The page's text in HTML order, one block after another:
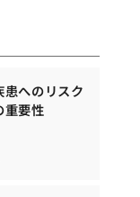
へのリスク
重要性